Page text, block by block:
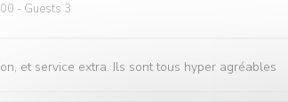
- Guests 3
et service extra. Ils sont tous hyper agréables